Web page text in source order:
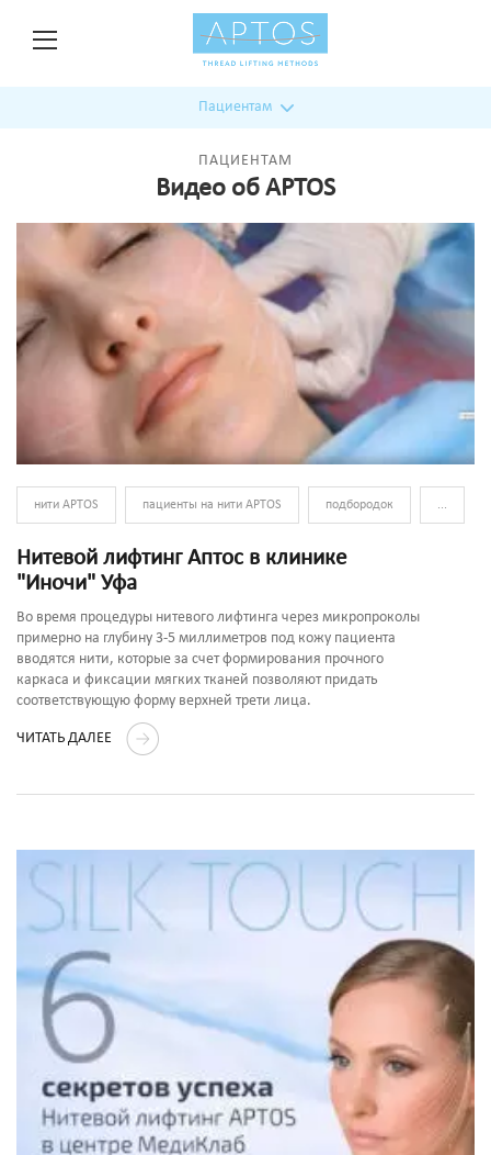
Пациентам
ПАЦИЕНТАМ
Видео об APTOS
нити APTOS пациенты на нити APTOS подбородок ...
Нитевой лифтинг Аптос в клинике
"Иночи" Уфа
Во время процедуры нитевого лифтинга через микропроколы
примерно на глубину 3-5 миллиметров под кожу пациента
вводятся нити, которые за счет формирования прочного
каркаса и фиксации мягких тканей позволяют придать
соответствующую форму верхней трети лица.
ЧИТАТЬ ДАЛЕЕ